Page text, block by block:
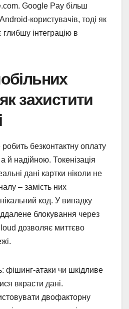
Google Pay більш
користувачів, тоді як
інтеграцію в
захистити
безконтактну оплату
й надійною. Токенізація
дані картки ніколи не
– замість них
код. У випадку
блокування через
дозволяє миттєво
фішинг-атаки чи шкідливе
вкрасти дані.
двофакторну